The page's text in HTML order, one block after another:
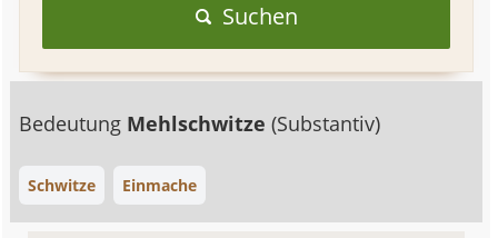
Suchen
Bedeutung Mehlschwitze(Substantiv)
Schwitze Einmache